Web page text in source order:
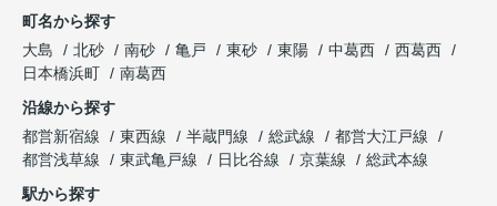
町名から探す
大島
北砂 南砂 亀戸 東砂 東陽 中葛西
西葛西
日本橋浜町
南葛西
沿線から探す
都営新宿線
東西線 半蔵門線 総武線
都営大江戸線
都営浅草線
東武亀戸線 日比谷線 京葉線
総武本線
駅から探す